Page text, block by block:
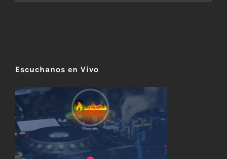
Escuchanos en Vivo